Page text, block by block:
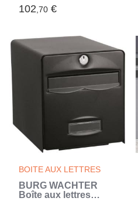
102,70 €
BOITE AUX LETTRES
BURG WACHTER
Boîte aux lettres